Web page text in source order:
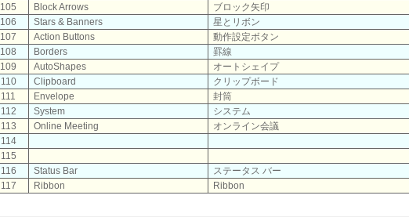
105
Block Arrows
ブロック矢印
106
Stars & Banners
星とリボン
107
Action Buttons
動作設定ボタン
108
Borders
罫線
109
AutoShapes
オートシェイプ
110
Clipboard
クリップボード
111
Envelope
封筒
112
System
システム
113
Online Meeting
オンライン会議
114
115
116
Status Bar
ステータス バー
117
Ribbon Ribbon